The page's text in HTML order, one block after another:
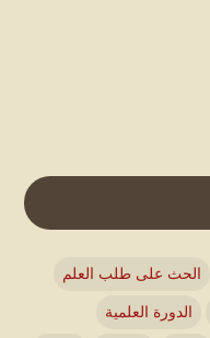
الحث على طلب العلم
الدورة العلمية